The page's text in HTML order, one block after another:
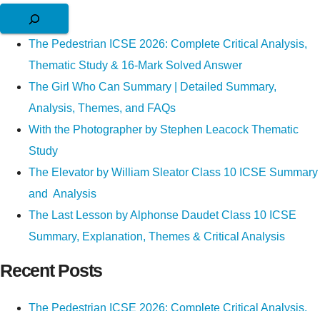
The Pedestrian ICSE 2026: Complete Critical Analysis,
Thematic Study & 16-Mark Solved Answer
The Girl Who Can Summary | Detailed Summary,
Analysis, Themes, and FAQs
With the Photographer by Stephen Leacock Thematic
Study
The Elevator by William Sleator Class 10 ICSE Summary
and Analysis
The Last Lesson by Alphonse Daudet Class 10 ICSE
Summary, Explanation, Themes & Critical Analysis
Recent Posts
The Pedestrian ICSE 2026: Complete Critical Analysis,